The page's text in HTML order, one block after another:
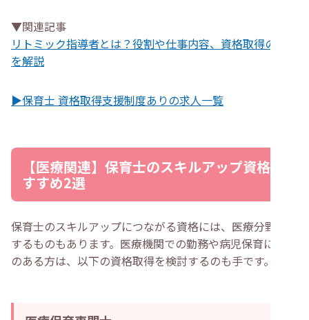
▼関連記事
リトミック指導者とは？役割や仕事内容、資格取得の方法
を解説
▶保育士 資格取得支援制度ありの求人一覧
【医療関連】保育士のスキルアップ資格お
すすめ2選
保育士のスキルアップにつながる資格には、医療分野に関
するものもあります。医療機関での勤務や病児保育に興味
のある方は、以下の資格取得を検討するのも手です。